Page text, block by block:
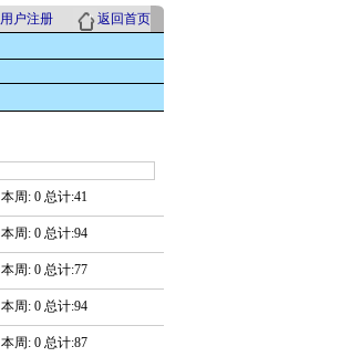
用户注册
返回首页
本周: 0 总计:41
本周: 0 总计:94
本周: 0 总计:77
本周: 0 总计:94
本周: 0 总计:87